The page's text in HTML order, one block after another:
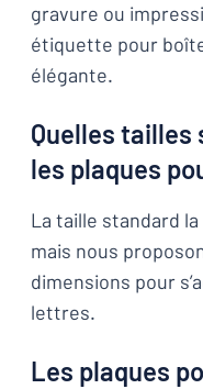
gravure ou
étiquette pour
élégante.
Quelles tailles
les plaques
La taille standard
mais nous
dimensions pour
lettres.
Les plaques